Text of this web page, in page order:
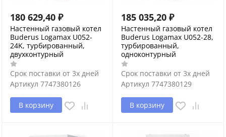
180 629,40 ₽
Настенный газовый котел
Buderus Logamax U052-
24K, турбированный,
двухконтурный
Срок поставки от 3х дней
Артикул 7747380126
В корзину
185 035,20 ₽
Настенный газовый котел
Buderus Logamax U052-28,
турбированный,
одноконтурный
Срок поставки от 3х дней
Артикул 7747380129
В корзину